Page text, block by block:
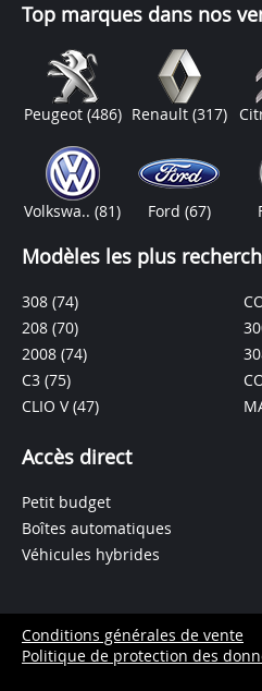
Top marques dans nos
Peugeot (486) Renault (317)
Volkswa..(81) Ford (67)
Modèles les plus
308 (74)
208 (70)
2008 (74)
C3 (75)
CLIO V(47)
Accès direct
Petit budget
Boîtes automatiques
Véhicules hybrides
Conditions générales de vente
Politique de protection des